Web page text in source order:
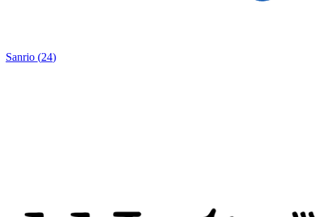
Sanrio (24)